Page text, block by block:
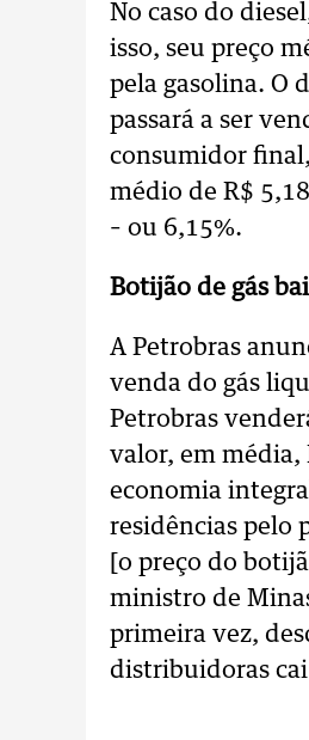
No caso do
isso, seu preço
pela gasolina. O
passará a ser
consumidor final,
médio de R$
– ou 6,15%.
Botijão de gás
A Petrobras
venda do gás
Petrobras
valor, em média,
economia
residências pelo
[o preço do
ministro de
primeira vez,
distribuidoras